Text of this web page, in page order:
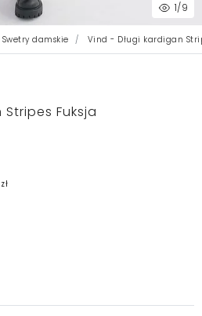
1/9
Swetry damskie Vind - Długi kardigan
Fuksja